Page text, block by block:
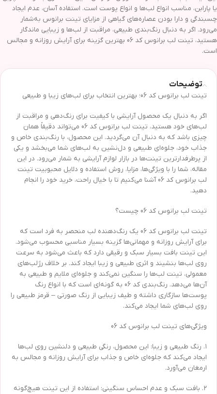
یا پارابن، مناسب انواع لب‌ها و انواع پوست است. استفاده آسان، عدم ایجاد
چسبندگی و دارا بودن عصاره‌های گیاهی از مزایای تینت برانوس به‌شمار
می‌رود. اگر به دنبال رنگ‌بندی طبیعی، مراقبت از لب‌ها و زیبایی ماندگار
هستید، تینت لب برانوس کد 06 بهترین گزینه برای آرایش روزانه و مجالس
است.
توضیحات
تینت لب برانوس کد 06؛ بهترین انتخاب برای لب‌های زیبا و طبیعی
اگر به دنبال یک محصول آرایشی با کیفیت برای رنگ‌دهی و مراقبت از
لب‌های خود هستید، تینت لب برانوس کد 06 می‌تواند دقیقاً همان
چیزی باشد که به دنبال آن می‌گردید. این محصول، با رنگ‌بندی خاص و
جذاب خود، جلوه‌ای طبیعی و دل‌نشین به لب‌های شما می‌بخشد و یکی
از پرطرفدارترین تینت‌ها در بازار لوازم آرایشی به شمار می‌رود. در این
مقاله، شما را با ویژگی‌ها، مزایا، روش استفاده و دلایل محبوبیت تینت
لب برانوس کد 06 آشنا می‌کنیم تا با خیال راحت، خرید خود را انجام
دهید.
تینت لب برانوس کد 06 چیست؟
تینت لب برانوس کد 06 یک رنگ‌دهنده لب منحصر به فرد است که
برای آرایش روزانه و مهمانی‌ها گزینه بسیار مناسبی محسوب می‌شود.
این تینت بافت بسیار سبک و رقیقی دارد که باعث می‌شود به سرعت
روی لب‌ها بنشیند و اثری طبیعی و زیبا ایجاد کند. بر خلاف رژلب‌های
معمولی، تینت لب‌ها را سنگین نمی‌کند و جلوه‌ای ملایم و طبیعی به
آن‌ها می‌دهد. رنگ‌بندی کد 06 به گونه‌ای است که با انواع رنگ
پوست‌ها سازگاری داشته و طیف زیبایی از رنگ صورتی – قرمز طبیعی را
روی لب‌های شما ایجاد می‌کند.
ویژگی‌های تینت لب برانوس کد 06
۱. رنگ طبیعی و زیبا: این محصول، رنگی طبیعی و دلنشین روی لب‌ها
ایجاد می‌کند که جلوه‌ای خاص و جذاب برای آرایش روزانه و مجالس به
ارمغان می‌آورد.
۲. بافت سبک و عدم احساس سنگینی: استفاده از این تینت هیچ‌گونه